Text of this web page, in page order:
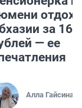
за
— ее
Алла Гайсина